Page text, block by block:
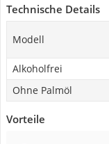
Technische Details
Modell
Alkoholfrei
Ohne Palmöl
Vorteile